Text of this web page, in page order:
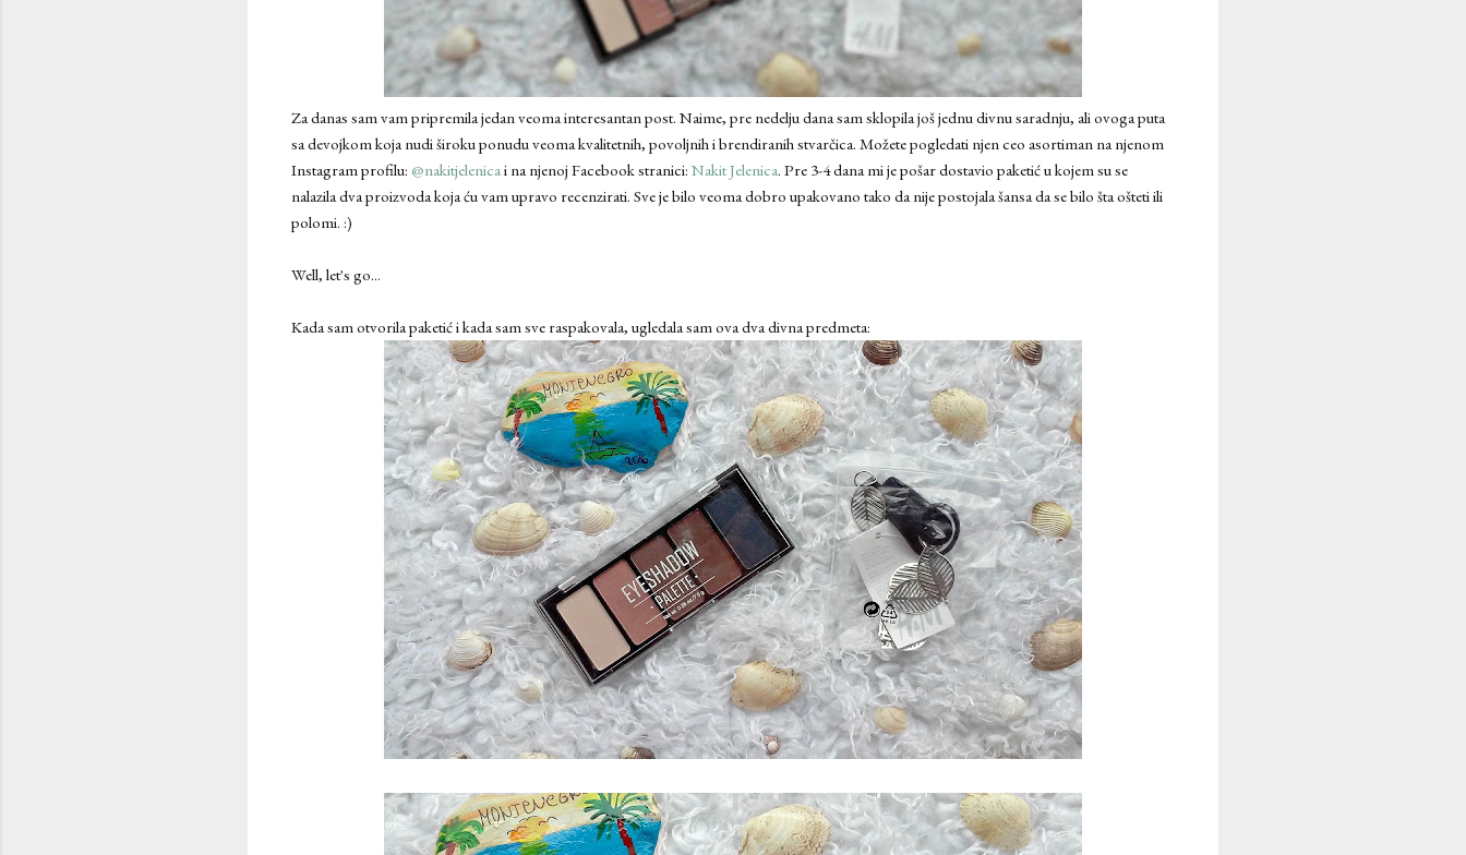
Za danas sam vam pripremila jedan veoma interesantan post. Naime, pre nedelju dana sam sklopila još jednu divnu saradnju, ali ovoga puta
sa devojkom koja nudi široku ponudu veoma kvalitetnih, povoljnih i brendiranih stvarčica. Možete pogledati njen ceo asortiman na njenom
Instagram profilu: @nakitjelenica i na njenoj Facebook stranici: Nakit Jelenica. Pre 3-4 dana mi je pošar dostavio paketić u kojem su se
nalazila dva proizvoda koja ću vam upravo recenzirati. Sve je bilo veoma dobro upakovano tako da nije postojala šansa da se bilo šta ošteti ili
polomi. :)
Well, let's go...
Kada sam otvorila paketić i kada sam sve raspakovala, ugledala sam ova dva divna predmeta: